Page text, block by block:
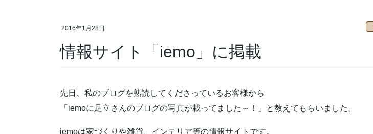
2016年1月28日
情報サイト「iemo」に掲載
先日、私のブログを熟読してくださっているお客様から
「iemoに足立さんのブログの写真が載ってました～！」と教えてもらいました。
iemoは家づくりや雑貨、インテリア等の情報サイトです。